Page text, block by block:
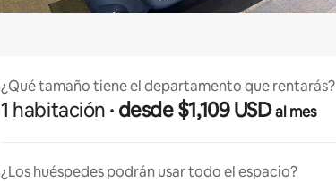
¿Qué tamaño tiene el departamento que rentarás?
1 habitación · desde $1,109 USDal mes
¿Los huéspedes podrán usar todo el espacio?